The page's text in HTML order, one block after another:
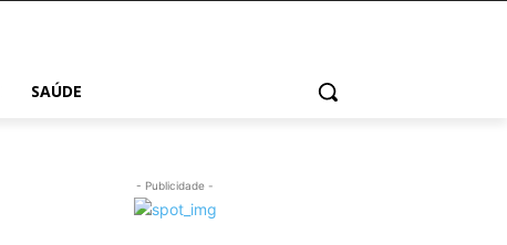
SAÚDE
- Publicidade -